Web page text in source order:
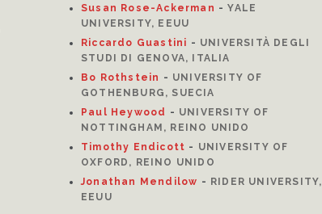
Susan Rose-Ackerman -YALE
UNIVERSITY, EEUU
Riccardo Guastini - UNIVERSITÀ DEGLI
STUDI DI GENOVA, ITALIA
Bo Rothstein - UNIVERSITY OF
GOTHENBURG, SUECIA
Paul Heywood - UNIVERSITY OF
NOTTINGHAM, REINO UNIDO
Timothy Endicott - UNIVERSITY OF
OXFORD, REINO UNIDO
Jonathan Mendilow - RIDER UNIVERSITY,
EEUU